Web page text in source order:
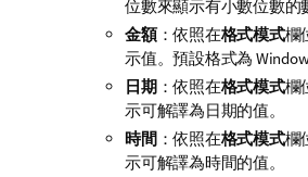
位數來顯示有小數位數的
金額：依照在格式模式欄
示值。預設格式為
日期：依照在格式模式欄
示可解譯為日期的值。
時間：依照在格式模式欄
示可解譯為時間的值。